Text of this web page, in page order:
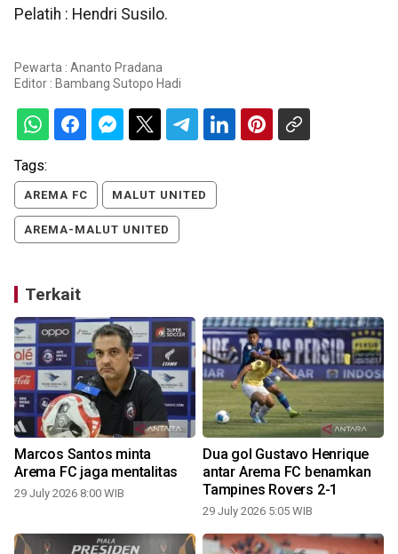
Pelatih : Hendri Susilo.
Pewarta : Ananto Pradana
Editor : Bambang Sutopo Hadi
Tags:
AREMA FC MALUT UNITED
AREMA-MALUT UNITED
Terkait
Marcos Santos minta
Arema FC jaga mentalitas
29 July 2026 8:00 WIB
Dua gol Gustavo Henrique
antar Arema FC benamkan
Tampines Rovers 2-1
29 July 2026 5:05 WIB